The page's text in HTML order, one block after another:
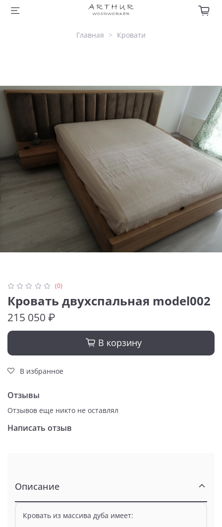
Главная Кровати
(0)
Кровать двухспальная model002
215 050 ₽
В корзину
В избранное
Отзывы
Отзывов еще никто не оставлял
Написать отзыв
Описание
Кровать из массива дуба имеет: